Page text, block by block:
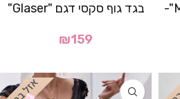
סט דמוי עור דגם "Maggie"-
בגד גוף סקסי דגם "Glaser"
₪159